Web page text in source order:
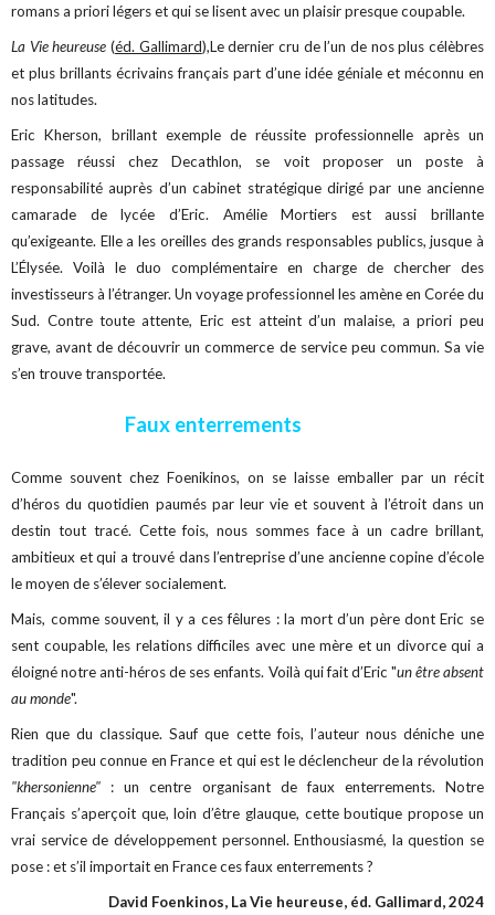
romans a priori légers et qui se lisent avec un plaisir presque coupable.
La Vie heureuse(éd. Gallimard),Le dernier cru de l’un de nos plus célèbres
et plus brillants écrivains français part d’une idée géniale et méconnu en
nos latitudes.
Eric Kherson, brillant exemple de réussite professionnelle après un
passage réussi chez Decathlon, se voit proposer un poste à
responsabilité auprès d’un cabinet stratégique dirigé par une ancienne
camarade de lycée d’Eric. Amélie Mortiers est aussi brillante
qu’exigeante. Elle a les oreilles des grands responsables publics, jusque à
L’Élysée. Voilà le duo complémentaire en charge de chercher des
investisseurs à l’étranger. Un voyage professionnel les amène en Corée du
Sud. Contre toute attente, Eric est atteint d’un malaise, a priori peu
grave, avant de découvrir un commerce de service peu commun. Sa vie
s’en trouve transportée.
Faux enterrements
Comme souvent chez Foenikinos, on se laisse emballer par un récit
d’héros du quotidien paumés par leur vie et souvent à l’étroit dans un
destin tout tracé. Cette fois, nous sommes face à un cadre brillant,
ambitieux et qui a trouvé dans l’entreprise d’une ancienne copine d’école
le moyen de s’élever socialement.
Mais, comme souvent, il y a ces fêlures : la mort d’un père dont Eric se
sent coupable, les relations difficiles avec une mère et un divorce qui a
éloigné notre anti-héros de ses enfants. Voilà qui fait d’Eric "un être absent
au monde".
Rien que du classique. Sauf que cette fois, l’auteur nous déniche une
tradition peu connue en France et qui est le déclencheur de la révolution
"khersonienne" : un centre organisant de faux enterrements. Notre
Français s’aperçoit que, loin d’être glauque, cette boutique propose un
vrai service de développement personnel. Enthousiasmé, la question se
pose : et s’il importait en France ces faux enterrements ?
David Foenkinos, La Vie heureuse, éd. Gallimard, 2024